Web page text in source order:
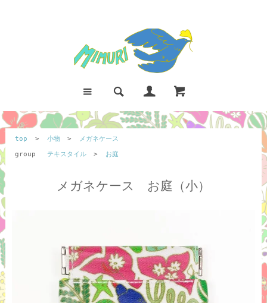
top > 小物 >
メガネケース
group
テキスタイル > お庭
メガネケース お庭（小）